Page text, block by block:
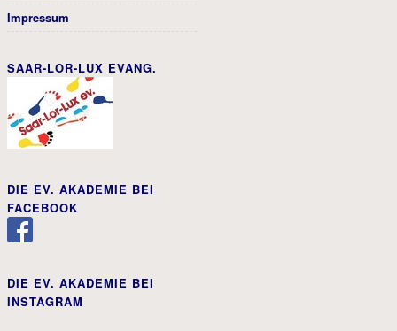
Impressum
SAAR-LOR-LUX EVANG.
DIE EV. AKADEMIE BEI
FACEBOOK
DIE EV. AKADEMIE BEI
INSTAGRAM